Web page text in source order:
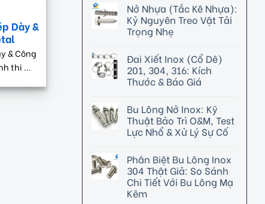
Dày &
& Công
thi ...
Nở Nhựa (Tắc Kê Nhựa):
Kỷ Nguyên Treo Vật Tải
Trọng Nhẹ
Đai Xiết Inox (Cổ Dê)
201, 304, 316: Kích
Thước & Báo Giá
Bu Lông Nở Inox: Kỹ
Thuật Bảo Trì O&M, Test
Lực Nhổ & Xử Lý Sự Cố
Phân Biệt Bu Lông Inox
304 Thật Giả: So Sánh
Chi Tiết Với Bu Lông Mạ
Kẽm